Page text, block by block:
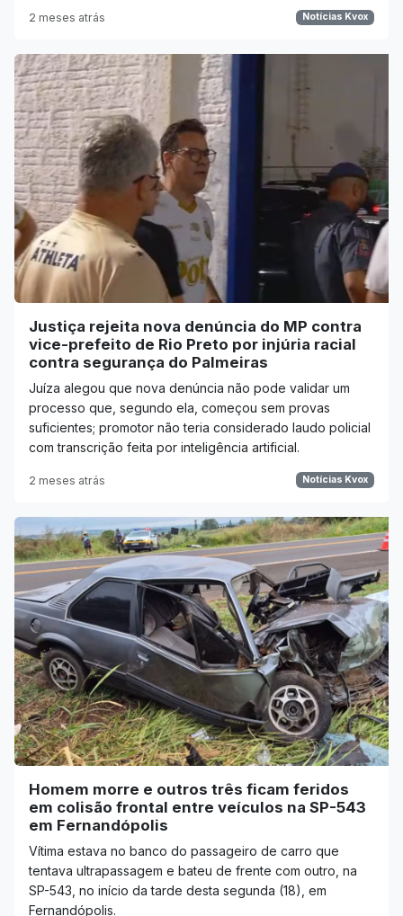
2 meses atrás Notícias Kvox
Justiça rejeita nova denúncia do MP contra
vice-prefeito de Rio Preto por injúria racial
contra segurança do Palmeiras
Juíza alegou que nova denúncia não pode validar um
processo que, segundo ela, começou sem provas
suficientes; promotor não teria considerado laudo policial
com transcrição feita por inteligência artificial.
2 meses atrás Notícias Kvox
Homem morre e outros três ficam feridos
em colisão frontal entre veículos na SP-543
em Fernandópolis
Vítima estava no banco do passageiro de carro que
tentava ultrapassagem e bateu de frente com outro, na
SP-543, no início da tarde desta segunda (18), em
Fernandópolis.